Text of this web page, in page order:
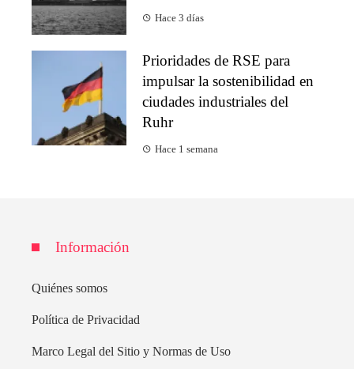
Hace 3 días
Prioridades de RSE para
impulsar la sostenibilidad en
ciudades industriales del
Ruhr
Hace 1 semana
Información
Quiénes somos
Política de Privacidad
Marco Legal del Sitio y Normas de Uso